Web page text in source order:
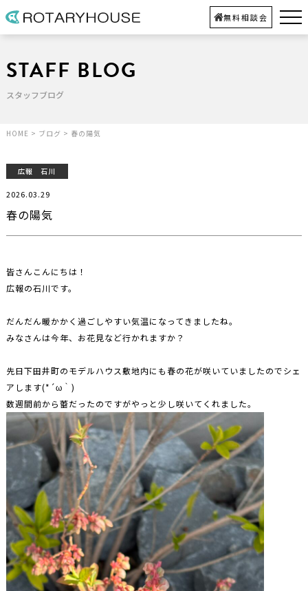
無料相談会
STAFF BLOG
スタッフブログ
HOME > ブログ > 春の陽気
広報 石川
春の陽気
2026.03.29
皆さんこんにちは！
広報の石川です。
だんだん暖かかく過ごしやすい気温になってきましたね。
みなさんは今年、お花見など行かれますか？
先日下田井町のモデルハウス敷地内にも春の花が咲いていましたのでシェ
アします(*´ω｀)
数週間前から蕾だったのですがやっと少し咲いてくれました。